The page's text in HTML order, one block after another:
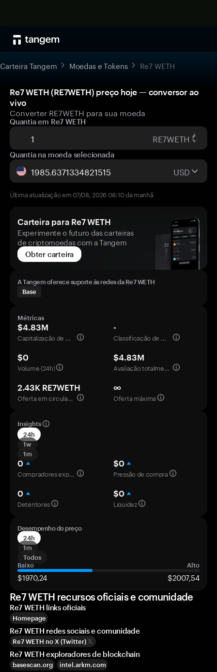
Carteira Tangem Moedas e Tokens Re7 WETH
Re7 WETH (RE7WETH) preço hoje — conversor ao
vivo
Converter RE7WETH para sua moeda
Quantia em Re7 WETH
RE7WETH
Quantia na moeda selecionada
USD
Última atualização em 07/08, 2026 08:10 da manhã
Carteira para Re7 WETH
Experimente o futuro das carteiras
de criptomoedas com a Tangem
Obter carteira
A Tangem oferece suporte às redes da Re7 WETH
Base
Métricas
$4.83M
Capitalização de mercado
-
Classificação de mercado
$0
Volume (24h)
$4.83M
Avaliação totalmente diluída
2.43K RE7WETH
Oferta em circulação
∞
Oferta máxima
Insights
24h
1w
1m
0
Compradores experientes
$0
Pressão de compra
0
Detentores
$0
Liquidez
Desempenho do preço
24h
1m
Todos
Baixo
Alto
$1970,24
$2007,54
Re7 WETH recursos oficiais e comunidade
Re7 WETH links oficiais
Homepage
Re7 WETH redes sociais e comunidade
Re7 WETH no X (Twitter)
Re7 WETH exploradores de blockchain
basescan.org intel.arkm.com